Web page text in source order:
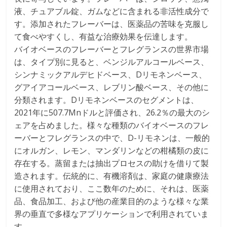
液、チュアブル錠、ガムなどに含まれる非活性成分で
す。添加されたフレーバーは、医薬品の苦味を克服し
て食べやすくし、有益な治療効果を伝達します。
バイオベースのフレーバーとフレグランスの世界市場
は、タイプ別に見ると、ベンジルアルコールベース、
シンナミックアルデヒドベース、Dリモネンベース、
グアイアコールベース、レブリン酸ベース、その他に
分類されます。Dリモネンベースのセグメントは、
2021年に507.7Mnドルと評価され、26.2％の最大のシ
ェアを占めました。様々な種類のバイオベースのフレ
ーバーとフレグランスの中で、D-リモネンは、一般的
にオルガン、レモン、マンダリンなどの柑橘類の皮に
存在する。蒸留または抽出プロセスの助けを借りて製
造されます。伝統的に、有機溶剤は、家庭の健康療法
に使用されており、ここ数年のために、それは、医薬
品、食品加工、および他の産業目的のような様々な業
界の垂直で多様なアプリケーションで利用されていま